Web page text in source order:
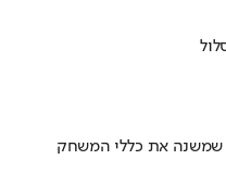
שמשנה את כללי המשחק